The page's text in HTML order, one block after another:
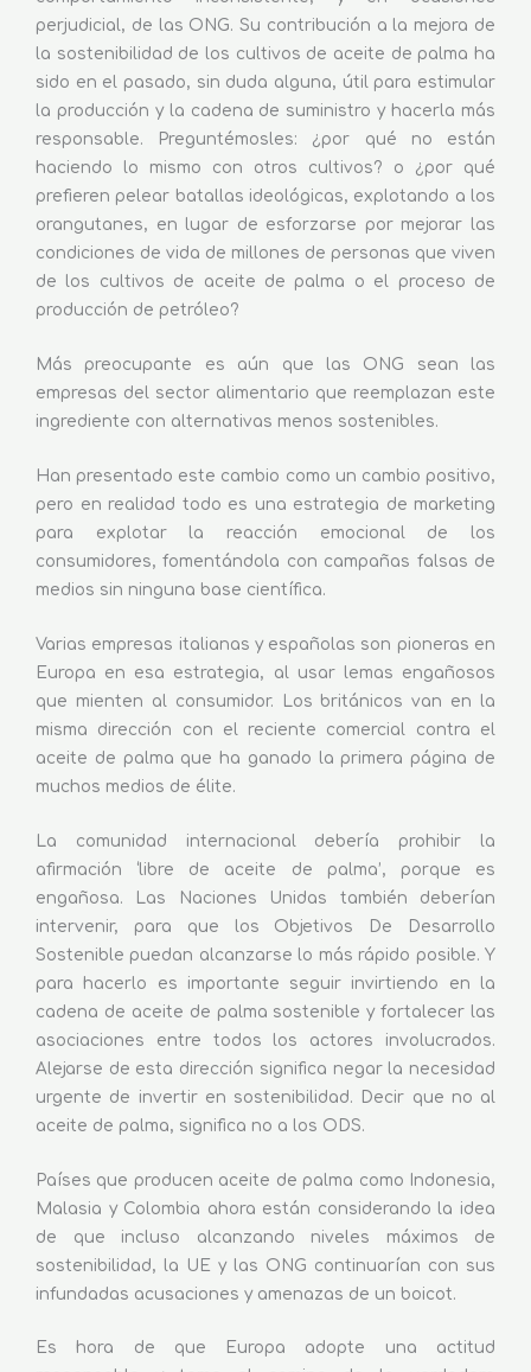
perjudicial, de las ONG. Su contribución a la mejora de
la sostenibilidad de los cultivos de aceite de palma ha
sido en el pasado, sin duda alguna, útil para estimular
la producción y la cadena de suministro y hacerla más
responsable. Preguntémosles: ¿por qué no están
haciendo lo mismo con otros cultivos? o ¿por qué
prefieren pelear batallas ideológicas, explotando a los
orangutanes, en lugar de esforzarse por mejorar las
condiciones de vida de millones de personas que viven
de los cultivos de aceite de palma o el proceso de
producción de petróleo?
Más preocupante es aún que las ONG sean las
empresas del sector alimentario que reemplazan este
ingrediente con alternativas menos sostenibles.
Han presentado este cambio como un cambio positivo,
pero en realidad todo es una estrategia de marketing
para explotar la reacción emocional de los
consumidores, fomentándola con campañas falsas de
medios sin ninguna base científica.
Varias empresas italianas y españolas son pioneras en
Europa en esa estrategia, al usar lemas engañosos
que mienten al consumidor. Los británicos van en la
misma dirección con el reciente comercial contra el
aceite de palma que ha ganado la primera página de
muchos medios de élite.
La comunidad internacional debería prohibir la
afirmación ‘libre de aceite de palma’, porque es
engañosa. Las Naciones Unidas también deberían
intervenir, para que los Objetivos De Desarrollo
Sostenible puedan alcanzarse lo más rápido posible. Y
para hacerlo es importante seguir invirtiendo en la
cadena de aceite de palma sostenible y fortalecer las
asociaciones entre todos los actores involucrados.
Alejarse de esta dirección significa negar la necesidad
urgente de invertir en sostenibilidad. Decir que no al
aceite de palma, significa no a los ODS.
Países que producen aceite de palma como Indonesia,
Malasia y Colombia ahora están considerando la idea
de que incluso alcanzando niveles máximos de
sostenibilidad, la UE y las ONG continuarían con sus
infundadas acusaciones y amenazas de un boicot.
Es hora de que Europa adopte una actitud